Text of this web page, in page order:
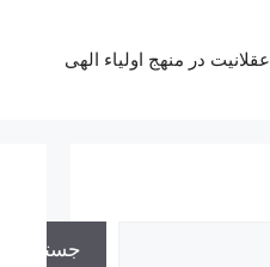
عقلانیت در منهج اولیاء الهی
جستجو